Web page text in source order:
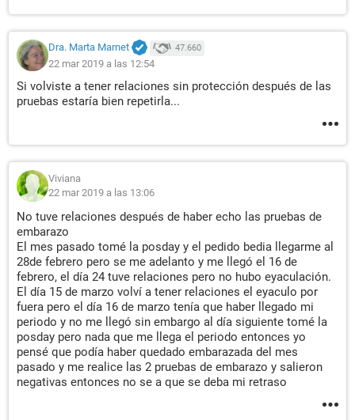
Dra. Marta Marnet 47.660
22 mar 2019 a las 12:54
Si volviste a tener relaciones sin protección después de las
pruebas estaría bien repetirla...
Viviana
22 mar 2019 a las 13:06
No tuve relaciones después de haber echo las pruebas de
embarazo
El mes pasado tomé la posday y el pedido bedia llegarme al
28de febrero pero se me adelanto y me llegó el 16 de
febrero, el día 24 tuve relaciones pero no hubo eyaculación.
El día 15 de marzo volví a tener relaciones el eyaculo por
fuera pero el día 16 de marzo tenía que haber llegado mi
periodo y no me llegó sin embargo al día siguiente tomé la
posday pero nada que me llega el periodo entonces yo
pensé que podía haber quedado embarazada del mes
pasado y me realice las 2 pruebas de embarazo y salieron
negativas entonces no se a que se deba mi retraso